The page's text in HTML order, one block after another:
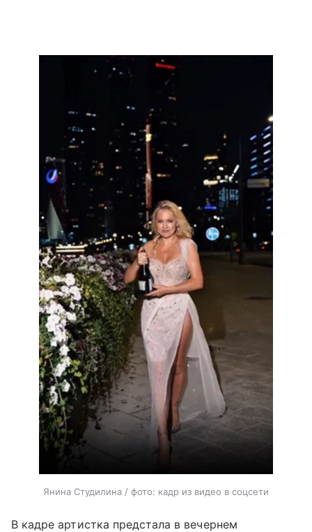
Янина Студилина / фото: кадр из видео в соцсети
В кадре артистка предстала в вечернем